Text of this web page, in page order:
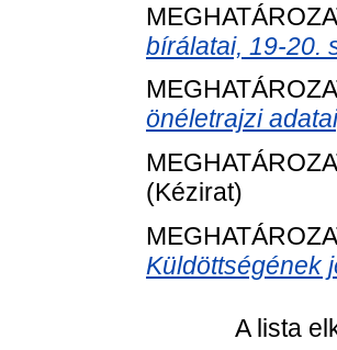
bírálatai, 19-20.
önéletrajzi
(Kézirat)
Küldöttségének
A lista